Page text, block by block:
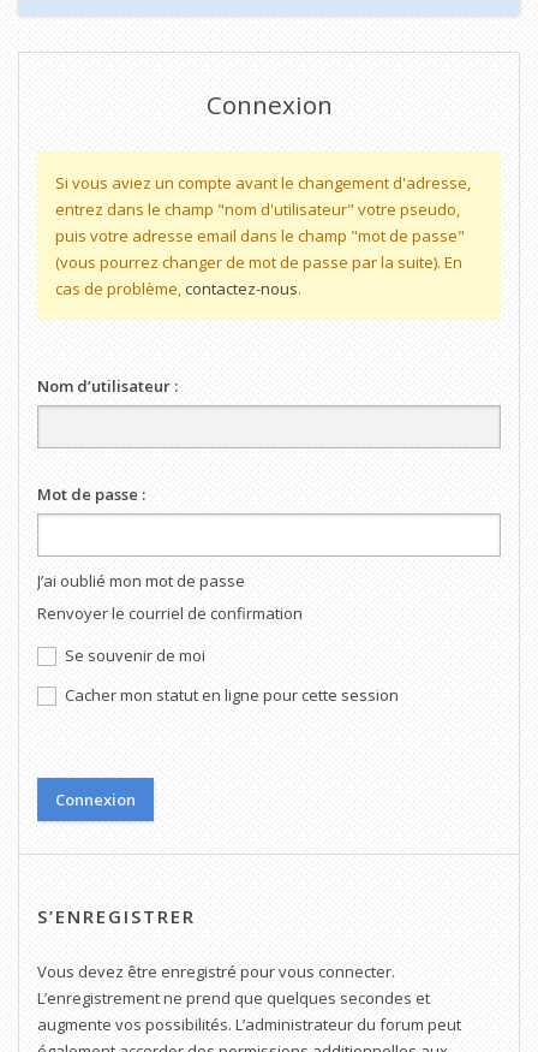
Connexion
Si vous aviez un compte avant le changement d'adresse,
entrez dans le champ "nom d'utilisateur" votre pseudo,
puis votre adresse email dans le champ "mot de passe"
(vous pourrez changer de mot de passe par la suite). En
cas de problème, contactez-nous.
Nom d’utilisateur :
Mot de passe :
J’ai oublié mon mot de passe
Renvoyer le courriel de confirmation
Se souvenir de moi
Cacher mon statut en ligne pour cette session
S’ENREGISTRER
Vous devez être enregistré pour vous connecter.
L’enregistrement ne prend que quelques secondes et
augmente vos possibilités. L’administrateur du forum peut